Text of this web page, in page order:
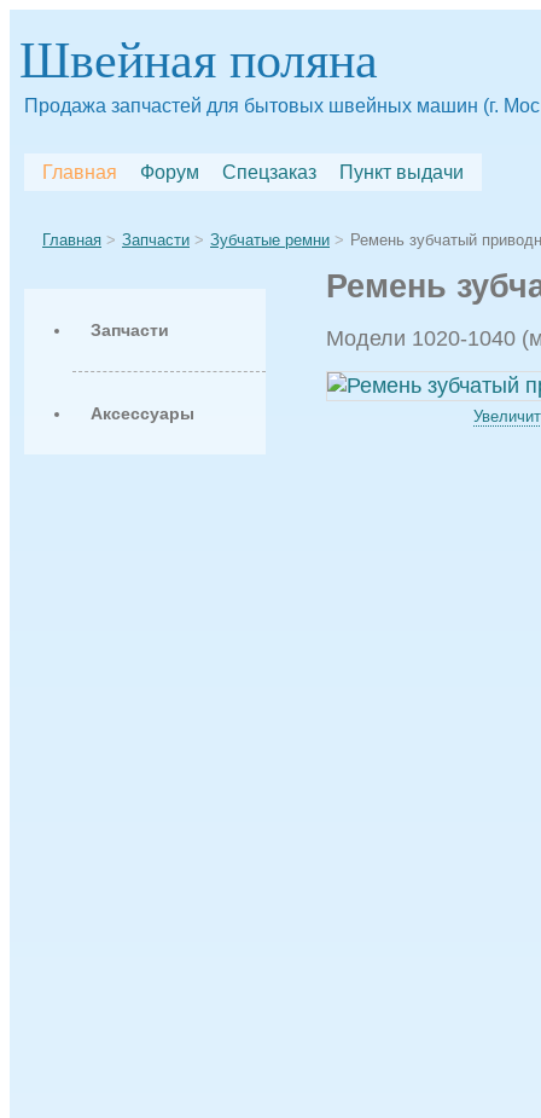
Швейная поляна
Продажа запчастей для бытовых швейных машин (г.
Главная Форум Спецзаказ Пункт выдачи
Главная Запчасти Зубчатые ремни Ремень зубчатый
Запчасти
Аксессуары
Ремень
Модели 1020-1040